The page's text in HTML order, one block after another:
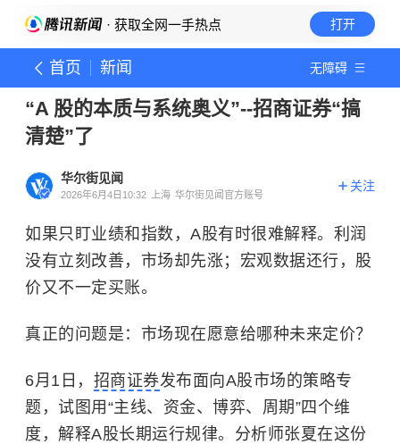
· 获取全网一手热点 打开
首页 新闻 无障碍
“A 股的本质与系统奥义”--招商证券“搞
清楚”了
华尔街见闻
2026年6月4日10:32 上海 华尔街见闻官方账号
关注
如果只盯业绩和指数，A股有时很难解释。利润
没有立刻改善，市场却先涨；宏观数据还行，股
价又不一定买账。
真正的问题是：市场现在愿意给哪种未来定价？
6月1日， 招商证券发布面向A股市场的策略专
题，试图用“主线、资金、博弈、周期”四个维
度，解释A股长期运行规律。分析师张夏在这份